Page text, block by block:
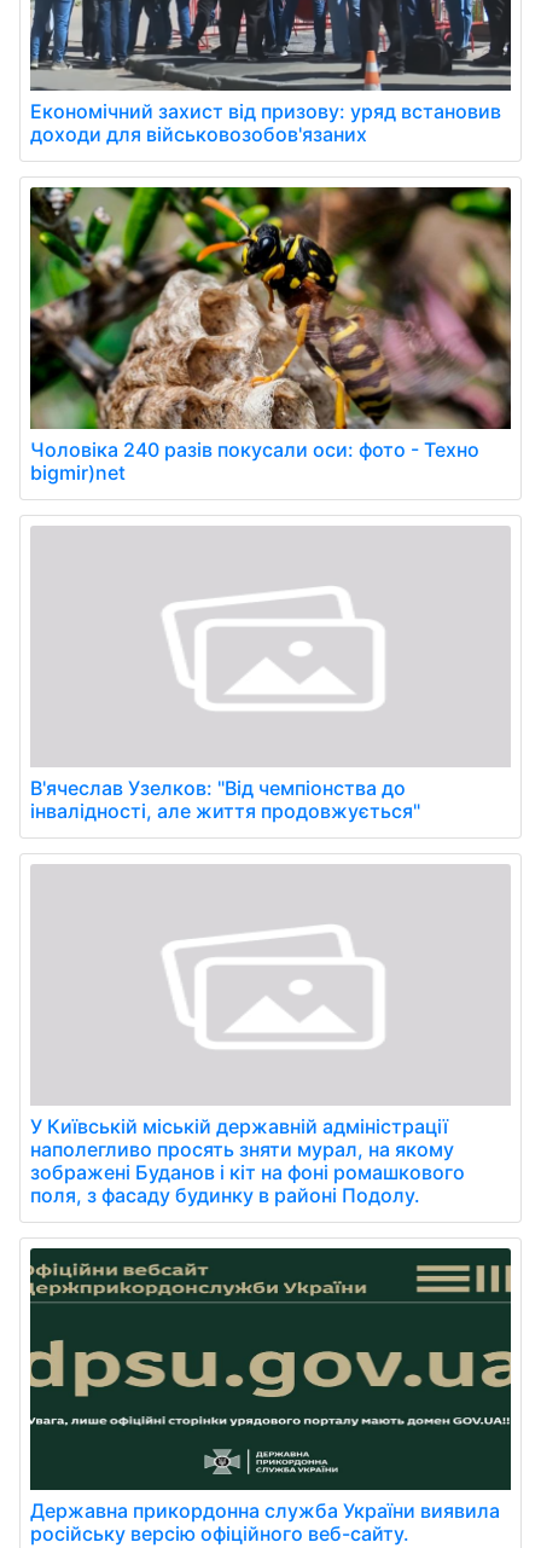
Економічний захист від призову: уряд встановив
доходи для військовозобов'язаних
Чоловіка 240 разів покусали оси: фото - Техно
bigmir)net
В'ячеслав Узелков: "Від чемпіонства до
інвалідності, але життя продовжується"
У Київській міській державній адміністрації
наполегливо просять зняти мурал, на якому
зображені Буданов і кіт на фоні ромашкового
поля, з фасаду будинку в районі Подолу.
Державна прикордонна служба України виявила
російську версію офіційного веб-сайту.